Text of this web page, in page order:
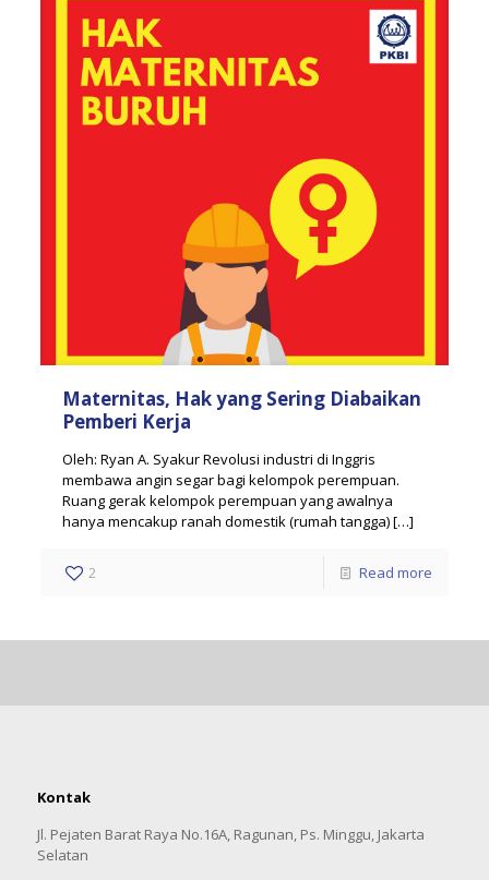
Maternitas, Hak yang Sering Diabaikan
Pemberi Kerja
Oleh: Ryan A. Syakur Revolusi industri di Inggris
membawa angin segar bagi kelompok perempuan.
Ruang gerak kelompok perempuan yang awalnya
hanya mencakup ranah domestik (rumah tangga)[…]
2 Read more
Kontak
Jl. Pejaten Barat Raya No.16A, Ragunan, Ps. Minggu, Jakarta
Selatan